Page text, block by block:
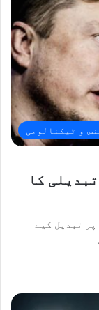
و ٹیکنالوجی
کا
پر تبدیل کیے